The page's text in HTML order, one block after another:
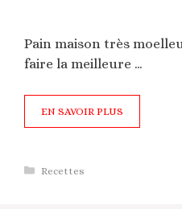
Pain maison très
faire la meilleure …
EN SAVOIR PLUS
Catégories
Recettes